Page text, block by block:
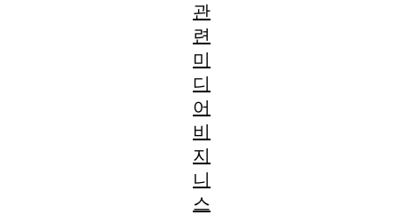
관
련
미
디
어
비
지
니
스